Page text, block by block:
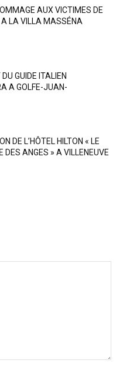
AUX VICTIMES DE
A LA VILLA MASSÉNA
GUIDE ITALIEN
A GOLFE-JUAN-
DE L’HÔTEL HILTON « LE
DES ANGES » A VILLENEUVE